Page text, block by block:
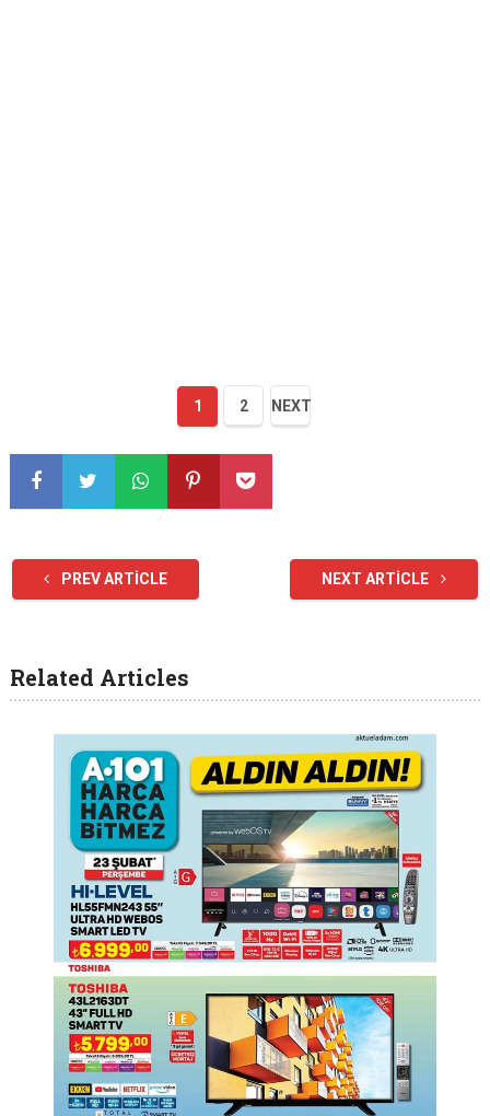
1 2 NEXT
PREV ARTICLE NEXT ARTICLE
Related Articles